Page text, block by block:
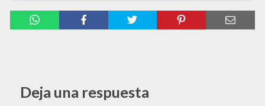
Deja una respuesta